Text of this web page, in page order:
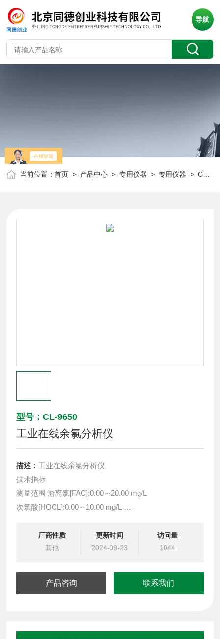
导航
当前位置：首页 > 产品中心 >专用仪器 >专用仪器 > CL-9650工业在线余氯分析仪
型号：CL-9650
工业在线余氯分析仪
描述： 工业在线余氯分析仪
技术指标
测量范围 游离氯[FAC]:0.00～20.00 mg/L
次氯酸[HOCL]:0.00～10.00 mg/L
ATC TEMP:0～50.0 ℃
厂商性质
其他
更新时间
2024-09-23
访问量
1044
产品咨询 联系我们